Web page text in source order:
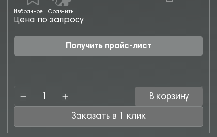
Избранное Сравнить
Цена по запросу
Получить прайс-лист
В корзину
Заказать в 1 клик